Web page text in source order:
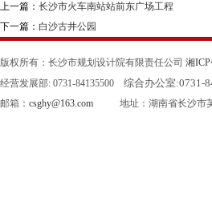
上一篇： 长沙市火车南站站前东广场工程
下一篇： 白沙古井公园
版权所有：长沙市规划设计院有限责任公司 湘ICP
经营发展部: 0731-84135500 综合办公室:0731-
邮箱： csghy@163.com 地址：湖南省长沙市芙